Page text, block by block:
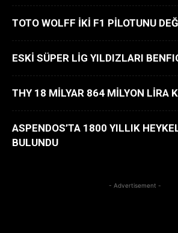
TOTO WOLFF İKİ F1 PİLOTUNU
ESKİ SÜPER LİG YILDIZLARI
THY 18 MİLYAR 864 MİLYON LİRA
ASPENDOS’TA 1800 YILLIK
BULUNDU
- Advertisement -